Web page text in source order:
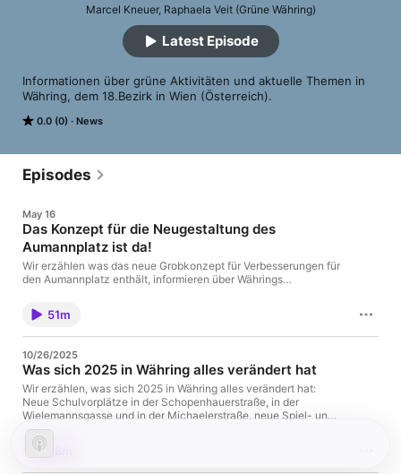
Marcel Kneuer, Raphaela Veit (Grüne Währing)
0.0 (0) News
Informationen über grüne Aktivitäten und aktuelle Themen in
Währing, dem 18.Bezirk in Wien (Österreich).
Latest Episode
Episodes
May 16
Das Konzept für die Neugestaltung des
Aumannplatz ist da!
Wir erzählen was das neue Grobkonzept für Verbesserungen für
den Aumannplatz enthält, informieren über Währings
großes Ereignis ist und was es mit dem Konflikt um eine
Turnhalle in Gersthof auf sich hat. Außerdem gibt es viele
Veranstaltungstipps wie den Währinger Nachbarschaftstag, die
51m
10/26/2025
Was sich 2025 in Währing alles verändert hat
Wir erzählen, was sich 2025 in Währing alles verändert hat:
Neue Schulvorplätze in der Schopenhauerstraße, in der
Wielemannsgasse und in der Michaelerstraße, neue Spiel- und
Sportgeräte im Vilma Degischer und im Währinger Park, eine
erfolgreiche Autowette, eine tolles Kunstfest usw. Außerdem
erzählt Magdalena Wagner über das Projekt der Steine der
Erinnerung und den Workshop Zivilcourage.